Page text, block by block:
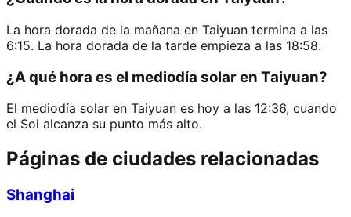
La hora dorada de la mañana en Taiyuan termina a las
6:15. La hora dorada de la tarde empieza a las 18:58.
¿A qué hora es el mediodía solar en Taiyuan?
El mediodía solar en Taiyuan es hoy a las 12:36, cuando
el Sol alcanza su punto más alto.
Páginas de ciudades relacionadas
Shanghai